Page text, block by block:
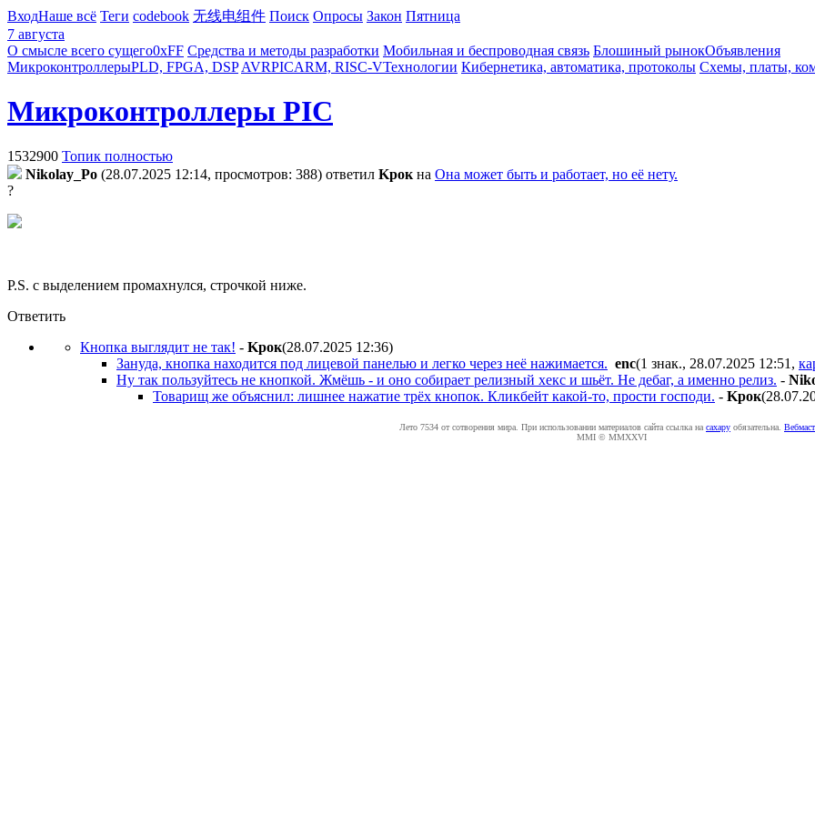
ВходНаше всё Теги codebook 无线电组件 Поиск Опросы Закон Пятница
7 августа
О смысле всего сущего0xFF Средства и методы разработки Мобильная и беспроводная связь Блошиный рынокОбъявления
МикроконтроллерыPLD, FPGA, DSP AVRPICARM, RISC-VТехнологии Кибернетика, автоматика, протоколы Схемы, платы,
Микроконтроллеры PIC
1532900 Топик полностью
Nikolay_Po (28.07.2025 12:14, просмотров: 388) ответил Kpoк на Она может быть и работает, но её нету.
?
P.S. с выделением промахнулся, строчкой ниже.
Ответить
Кнопка выглядит не так! - Kpoк(28.07.2025 12:36)
Зануда, кнопка находится под лицевой панелью и легко через неё нажимается. enc(1 знак., 28.07.2025 12:51 ,
Ну так пользуйтесь не кнопкой. Жмёшь - и оно собирает релизный хекс и шьёт. Не дебаг, а именно релиз. -
Товарищ же объяснил: лишнее нажатие трёх кнопок. Кликбейт какой-то, прости господи. - Kpoк
Лето 7534 от сотворения мира. При использовании материалов сайта ссылка на caxapу обязательна.
MMI © MMXXVI